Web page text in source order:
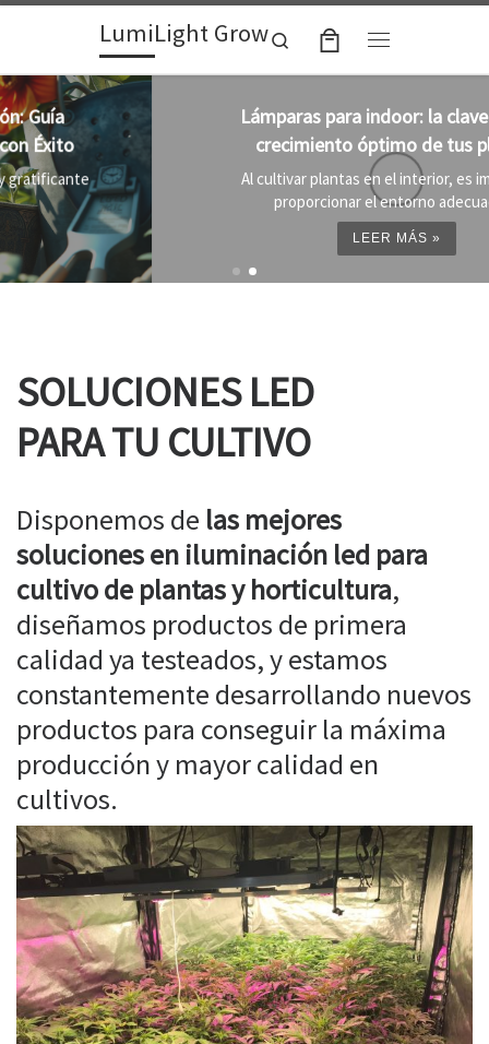
Skip to contentLumiLight Grow
Search
Lámparas para indoor: la clave para un
crecimiento óptimo de tus plantas
Al cultivar plantas en el interior, es importante
proporcionar el entorno adecuado ...
SOLUCIONES LED
PARA TU CULTIVO
Disponemos de las mejores
soluciones en iluminación led para
cultivo de plantas y horticultura,
diseñamos productos de primera
calidad ya testeados, y estamos
constantemente desarrollando nuevos
productos para conseguir la máxima
producción y mayor calidad en
cultivos.